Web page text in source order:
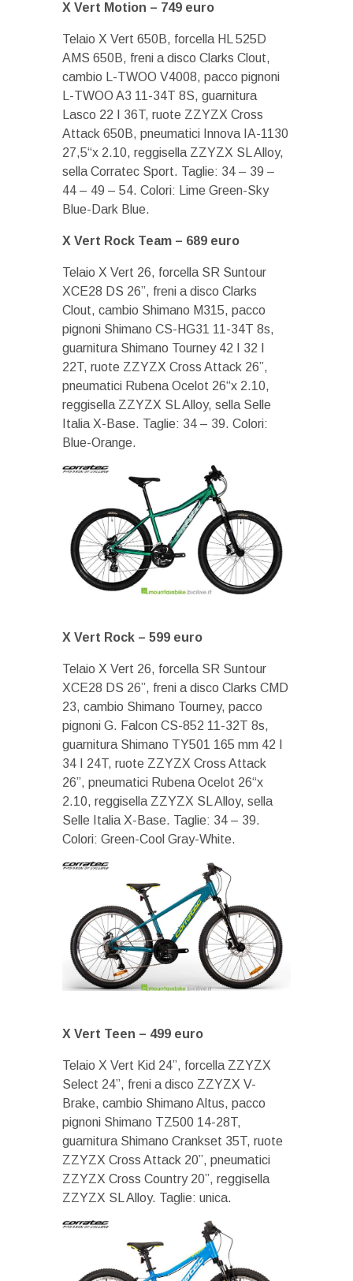
X Vert Motion – 749 euro
Telaio X Vert 650B, forcella HL 525D
AMS 650B, freni a disco Clarks Clout,
cambio L-TWOO V4008, pacco pignoni
L-TWOO A3 11-34T 8S, guarnitura
Lasco 22 I 36T, ruote ZZYZX Cross
Attack 650B, pneumatici Innova IA-1130
27,5“x 2.10, reggisella ZZYZX SL Alloy,
sella Corratec Sport. Taglie: 34 – 39 –
44 – 49 – 54. Colori: Lime Green-Sky
Blue-Dark Blue.
X Vert Rock Team – 689 euro
Telaio X Vert 26, forcella SR Suntour
XCE28 DS 26”, freni a disco Clarks
Clout, cambio Shimano M315, pacco
pignoni Shimano CS-HG31 11-34T 8s,
guarnitura Shimano Tourney 42 I 32 I
22T, ruote ZZYZX Cross Attack 26”,
pneumatici Rubena Ocelot 26“x 2.10,
reggisella ZZYZX SL Alloy, sella Selle
Italia X-Base. Taglie: 34 – 39. Colori:
Blue-Orange.
X Vert Rock – 599 euro
Telaio X Vert 26, forcella SR Suntour
XCE28 DS 26”, freni a disco Clarks CMD
23, cambio Shimano Tourney, pacco
pignoni G. Falcon CS-852 11-32T 8s,
guarnitura Shimano TY501 165 mm 42 I
34 I 24T, ruote ZZYZX Cross Attack
26”, pneumatici Rubena Ocelot 26“x
2.10, reggisella ZZYZX SL Alloy, sella
Selle Italia X-Base. Taglie: 34 – 39.
Colori: Green-Cool Gray-White.
X Vert Teen – 499 euro
Telaio X Vert Kid 24”, forcella ZZYZX
Select 24”, freni a disco ZZYZX V-
Brake, cambio Shimano Altus, pacco
pignoni Shimano TZ500 14-28T,
guarnitura Shimano Crankset 35T, ruote
ZZYZX Cross Attack 20”, pneumatici
ZZYZX Cross Country 20”, reggisella
ZZYZX SL Alloy. Taglie: unica.